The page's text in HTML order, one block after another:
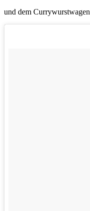
und dem Currywurstwagen